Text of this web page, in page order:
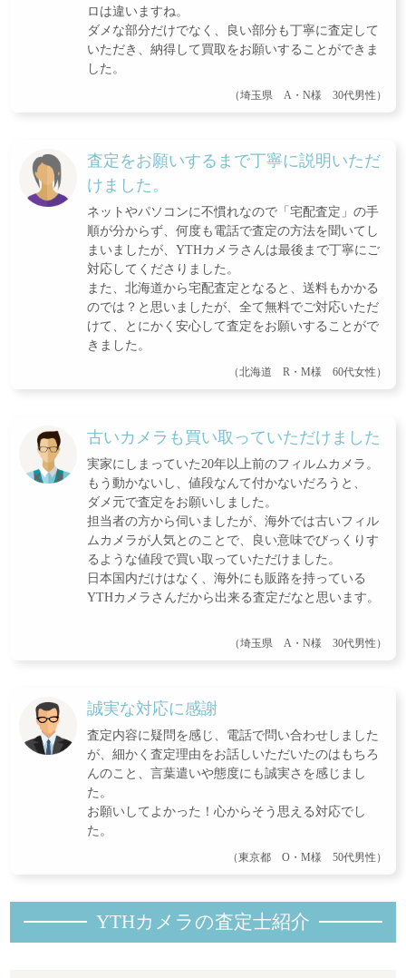
ロは違いますね。
ダメな部分だけでなく、良い部分も丁寧に査定して
いただき、納得して買取をお願いすることができま
した。
（埼玉県 A・N様 30代男性）
査定をお願いするまで丁寧に説明いただ
けました。
ネットやパソコンに不慣れなので「宅配査定」の手
順が分からず、何度も電話で査定の方法を聞いてし
まいましたが、YTHカメラさんは最後まで丁寧にご
対応してくださりました。
また、北海道から宅配査定となると、送料もかかる
のでは？と思いましたが、全て無料でご対応いただ
けて、とにかく安心して査定をお願いすることがで
きました。
（北海道 R・M様 60代女性）
古いカメラも買い取っていただけました
実家にしまっていた20年以上前のフィルムカメラ。
もう動かないし、値段なんて付かないだろうと、
ダメ元で査定をお願いしました。
担当者の方から伺いましたが、海外では古いフィル
ムカメラが人気とのことで、良い意味でびっくりす
るような値段で買い取っていただけました。
日本国内だけはなく、海外にも販路を持っている
YTHカメラさんだから出来る査定だなと思います。
（埼玉県 A・N様 30代男性）
誠実な対応に感謝
査定内容に疑問を感じ、電話で問い合わせしました
が、細かく査定理由をお話しいただいたのはもちろ
んのこと、言葉遣いや態度にも誠実さを感じまし
た。
お願いしてよかった！心からそう思える対応でし
た。
（東京都 O・M様 50代男性）
YTHカメラの査定士紹介